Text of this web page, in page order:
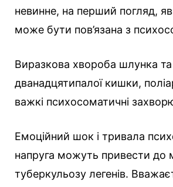
невинне, на перший погляд,
може бути пов’язана з
Виразкова хвороба шлунка та
дванадцятипалої кишки,
важкі психосоматичні
Емоційний шок і тривала
напруга можуть привести до
туберкульозу легенів.